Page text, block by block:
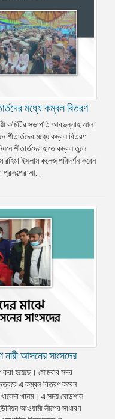
মধ্যে কম্বল বিতরণ
কমিটির সভাপতি আবদুল্লাহ আল
শীতার্তদের মধ্যে কম্বল বিতরণ
শীতার্তদের হাতে কম্বল তুলে
ইসলাম কলেজ পরিদর্শন করেন
প্রকল্পের আ...
নারী আসনের সাংসদের
করা হয়েছে। সোমবার সদর
চত্বরে এ কম্বল বিতরণ করেন
খানম। এ সময় ঘোড়শাল
আওয়ামী লীগের সাধারণ